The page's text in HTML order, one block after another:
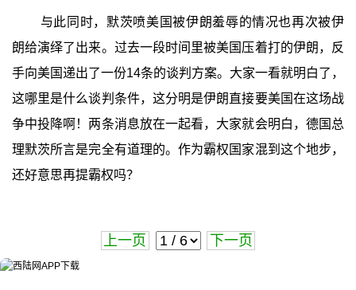
与此同时，默茨喷美国被伊朗羞辱的情况也再次被伊
朗给演绎了出来。过去一段时间里被美国压着打的伊朗，反
手向美国递出了一份14条的谈判方案。大家一看就明白了，
这哪里是什么谈判条件，这分明是伊朗直接要美国在这场战
争中投降啊！两条消息放在一起看，大家就会明白，德国总
理默茨所言是完全有道理的。作为霸权国家混到这个地步，
还好意思再提霸权吗？
上一页 下一页